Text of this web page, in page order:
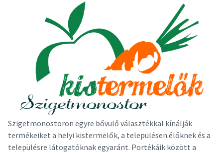
Szigetmonostoron egyre bővülő választékkal kínálják
termékeiket a helyi kistermelők, a településen élőknek és a
településre látogatóknak egyaránt. Portékáik között a